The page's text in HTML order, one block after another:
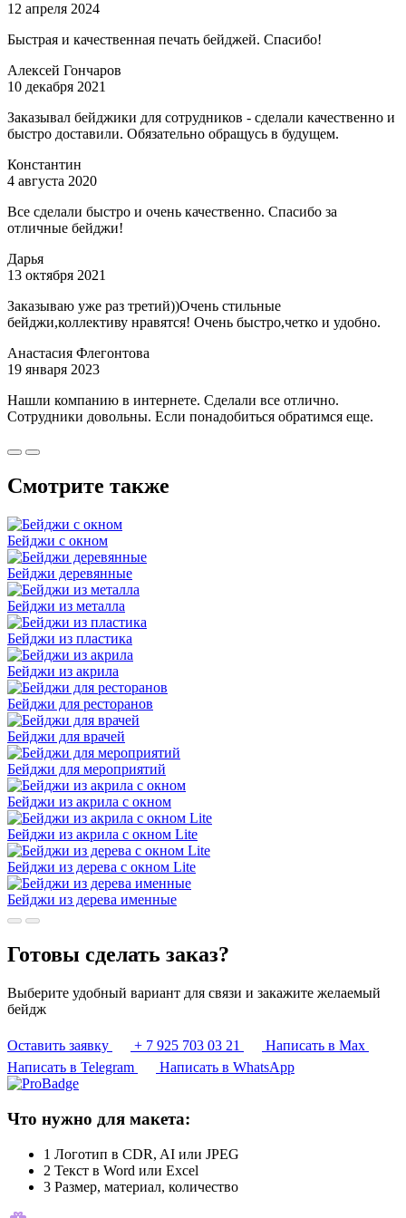
12 апреля 2024
Быстрая и качественная печать бейджей. Спасибо!
Алексей Гончаров
10 декабря 2021
Заказывал бейджики для сотрудников - сделали качественно и
быстро доставили. Обязательно обращусь в будущем.
Константин
4 августа 2020
Все сделали быстро и очень качественно. Спасибо за
отличные бейджи!
Дарья
13 октября 2021
Заказываю уже раз третий))Очень стильные
бейджи,коллективу нравятся! Очень быстро,четко и удобно.
Анастасия Флегонтова
19 января 2023
Нашли компанию в интернете. Сделали все отлично.
Сотрудники довольны. Если понадобиться обратимся еще.
Смотрите также
Бейджи с окном
Бейджи деревянные
Бейджи из металла
Бейджи из пластика
Бейджи из акрила
Бейджи для ресторанов
Бейджи для врачей
Бейджи для мероприятий
Бейджи из акрила с окном
Бейджи из акрила с окном Lite
Бейджи из дерева с окном Lite
Бейджи из дерева именные
Готовы сделать заказ?
Выберите удобный вариант для связи и закажите желаемый
бейдж
Оставить заявку + 7 925 703 03 21
Написать в Max
Написать в Telegram
Написать в WhatsApp
Что нужно для макета:
1 Логотип в CDR, AI или JPEG
2 Текст в Word или Excel
3 Размер, материал, количество